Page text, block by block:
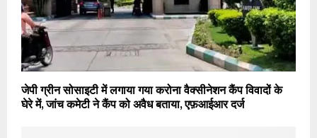
जेपी ग्रीन सोसाइटी में लगाया गया करोना वैक्सीनेशन कैंप विवादों के
घेरे में, जांच कमेटी ने कैंप को अवैध बताया, एफ़आईआर दर्ज